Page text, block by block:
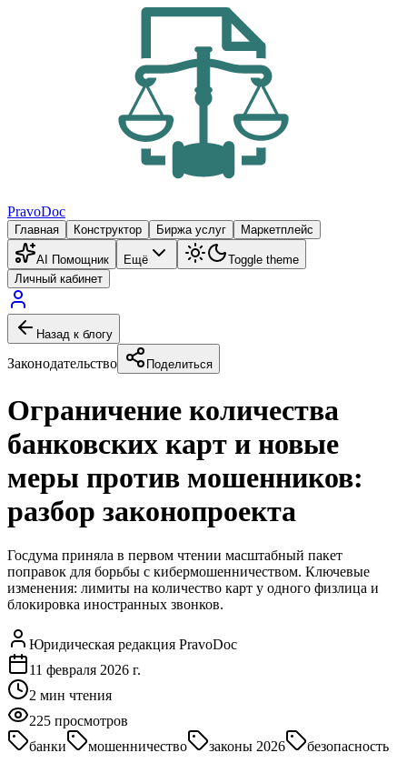
PravoDoc
Главная Конструктор Биржа услуг Маркетплейс
AI Помощник Ещё
Toggle theme
Личный кабинет
Назад к блогу
Законодательство Поделиться
Ограничение количества
банковских карт и новые
меры против мошенников:
разбор законопроекта
Госдума приняла в первом чтении масштабный пакет
поправок для борьбы с кибермошенничеством. Ключевые
изменения: лимиты на количество карт у одного физлица и
блокировка иностранных звонков.
Юридическая редакция PravoDoc
11 февраля 2026 г.
2 мин чтения
225 просмотров
банки
мошенничество законы 2026 безопасность